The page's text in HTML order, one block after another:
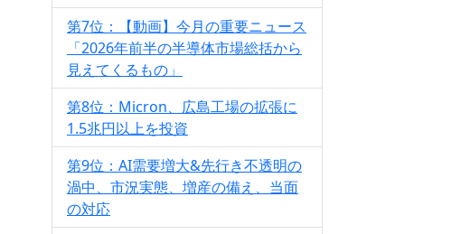
第7位：【動画】今月の重要ニュース
「2026年前半の半導体市場総括から
見えてくるもの」
第8位：Micron、広島工場の拡張に
1.5兆円以上を投資
第9位：AI需要増大&先行き不透明の
渦中、市況実態、増産の備え、当面
の対応